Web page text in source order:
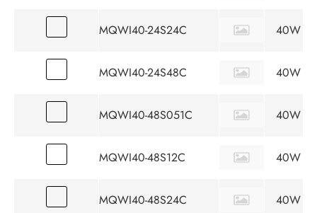
MQWI40-24S24C 40W
MQWI40-24S48C 40W
MQWI40-48S051C 40W
MQWI40-48S12C 40W
MQWI40-48S24C 40W